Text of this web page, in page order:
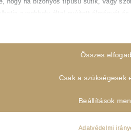
a webhely által nyújtott élményét
sütik és szolgáltatások biztosítják
Részletek
Összes
Csak a szükségesek
Beállítások
Adatvédelmi